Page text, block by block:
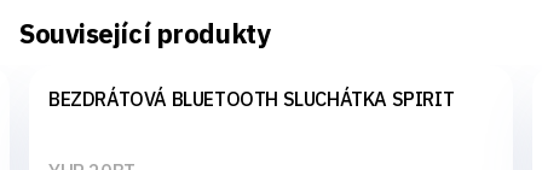
Související produkty
BEZDRÁTOVÁ BLUETOOTH SLUCHÁTKA SPIRIT